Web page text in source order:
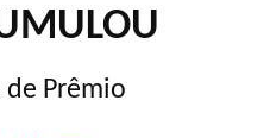
de Prêmio